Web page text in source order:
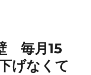
毎月15
げなくて